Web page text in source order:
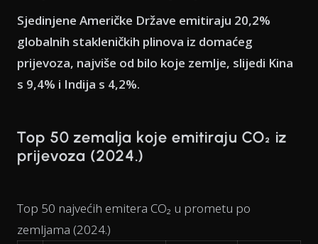
Sjedinjene Američke Države emitiraju 20,2%
globalnih stakleničkih plinova iz domaćeg
prijevoza, najviše od bilo koje zemlje, slijedi Kina
s 9,4% i Indija s 4,2%.
Top 50 zemalja koje emitiraju CO₂ iz
prijevoza (2024.)
Top 50 najvećih emitera CO₂ u prometu po
zemljama (2024.)